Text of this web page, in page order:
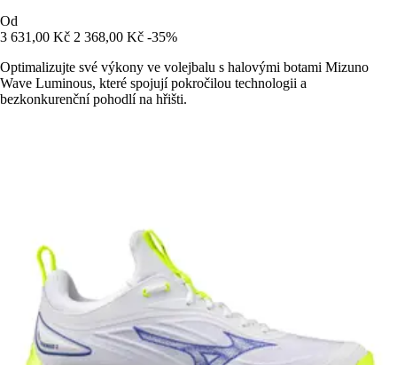
Od
3 631,00 Kč 2 368,00 Kč -35%
Optimalizujte své výkony ve volejbalu s halovými botami Mizuno
Wave Luminous, které spojují pokročilou technologii a
bezkonkurenční pohodlí na hřišti.